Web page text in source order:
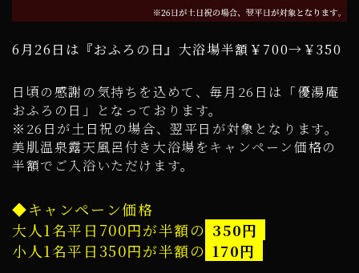
6月26日は『おふろの日』大浴場半額￥700→￥350
日頃の感謝の気持ちを込めて、毎月26日は「優湯庵
おふろの日」となっております。
※26日が土日祝の場合、翌平日が対象となります。
美肌温泉露天風呂付き大浴場をキャンペーン価格の
半額でご入浴いただけます。
◆キャンペーン価格
大人1名平日700円が半額の 350円
小人1名平日350円が半額の 170円